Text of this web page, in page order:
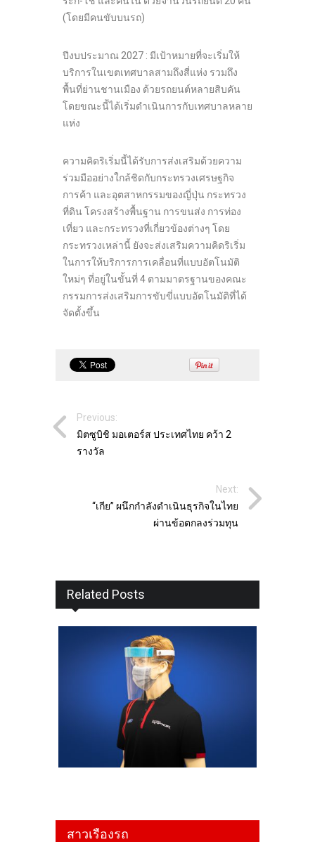
(โดยมีคนขับบนรถ)
ปีงบประมาณ 2027 : มีเป้าหมายที่จะเริ่มให้
บริการในเขตเทศบาลสามถึงสี่แห่ง รวมถึง
พื้นที่ย่านชานเมือง ด้วยรถยนต์หลายสิบคัน
โดยขณะนี้ได้เริ่มดำเนินการกับเทศบาลหลาย
แห่ง
ความคิดริเริ่มนี้ได้รับการส่งเสริมด้วยความ
ร่วมมืออย่างใกล้ชิดกับกระทรวงเศรษฐกิจ
การค้า และอุตสาหกรรมของญี่ปุ่น กระทรวง
ที่ดิน โครงสร้างพื้นฐาน การขนส่ง การท่อง
เที่ยว และกระทรวงที่เกี่ยวข้องต่างๆ โดย
กระทรวงเหล่านี้ ยังจะส่งเสริมความคิดริเริ่ม
ในการให้บริการการเคลื่อนที่แบบอัตโนมัติ
ใหม่ๆ ที่อยู่ในขั้นที่ 4 ตามมาตรฐานของคณะ
กรรมการส่งเสริมการขับขี่แบบอัตโนมัติที่ได้
จัดตั้งขึ้น
Previous:
มิตซูบิชิ มอเตอร์ส ประเทศไทย คว้า 2
รางวัล
Next:
“เกีย” ผนึกกำลังดําเนินธุรกิจในไทย
ผ่านข้อตกลงร่วมทุน
Related Posts
สาวเรืองรถ